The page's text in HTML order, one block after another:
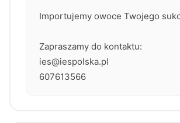
Importujemy owoce Twojego
Zapraszamy do kontaktu:
ies@iespolska.pl
607613566